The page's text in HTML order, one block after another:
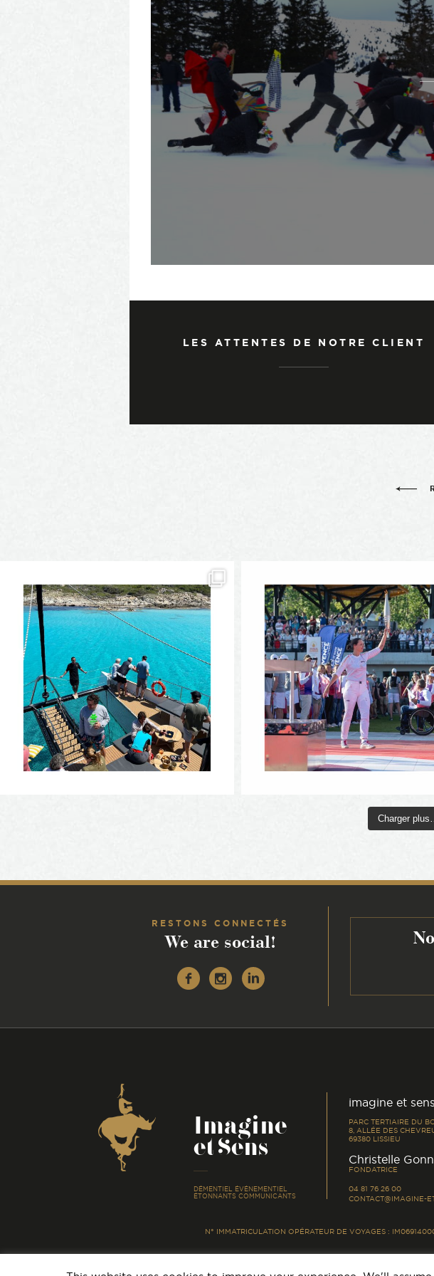
LES ATTENTES DE NOTRE CLIENT
Charger
RESTONS CONNECTÉS
We are social!
Instagram
Linkedin
Coordonnées
Imagine
et Sens
DÉMENTIEL ÉVÉNEMENTIEL
ÉTONNANTS COMMUNICANTS
imagine et sens
PARC TERTIAIRE DU
8, ALLÉE DES
69380 LISSIEU
Christelle
FONDATRICE
04 81 76 26 00
CONTACT@IMAGINE-
N° IMMATRICULATION OPÉRATEUR DE VOYAGES :